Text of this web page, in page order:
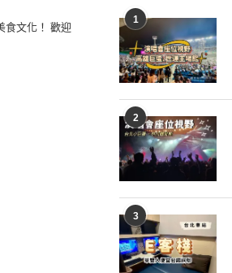
食文化！ 歡迎
1
2
3